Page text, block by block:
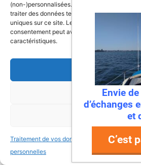
(non-)personnalisées. Consentir à ces
traiter des données telles que le
uniques sur ce site. Le fait de ne pas consentir
consentement peut avoir un effet négatif sur
caractéristiques.
Accepter
Refuser
Voir les
Traitement de vos données
personnelles
Envie
d’échanges
et
C’est